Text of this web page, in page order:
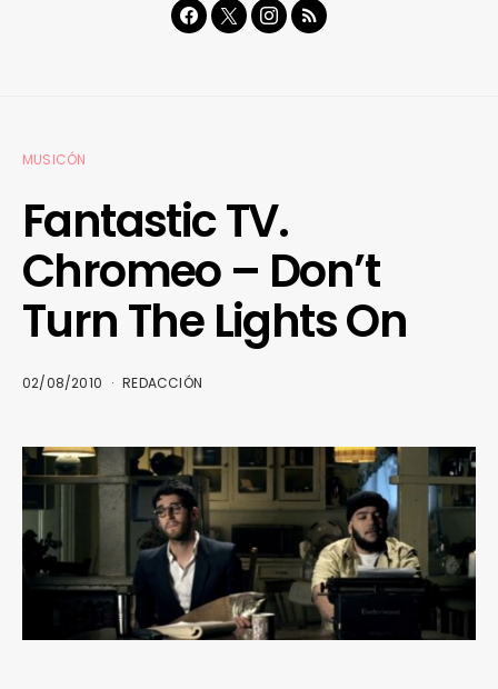
MUSICÓN
Fantastic TV.
Chromeo – Don’t
Turn The Lights On
02/08/2010 REDACCIÓN